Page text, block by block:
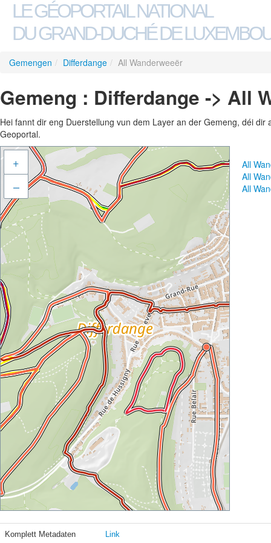
LE GÉOPORTAIL NATIONAL
DU GRAND-DUCHÉ DE
Gemengen / Differdange / All Wanderweeër
Gemeng : Differdange -> All
Hei fannt dir eng Duerstellung vun dem Layer an der Gemeng, déi
Geoportal.
+
–
All
All
All
Komplett Metadaten Link